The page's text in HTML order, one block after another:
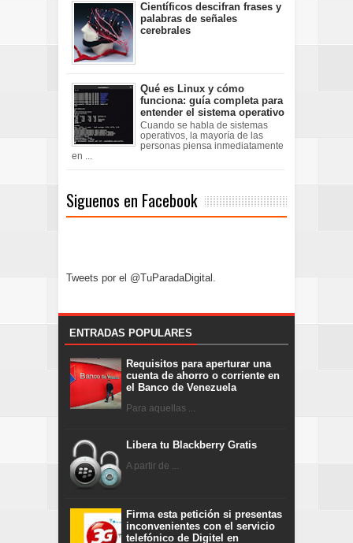
Científicos descifran frases y
palabras de señales
cerebrales
Qué es Linux y cómo
funciona: guía completa para
entender el sistema operativo
Cuando se habla de sistemas
operativos, la mayoría de las
personas piensa inmediatamente
en ...
Siguenos en Facebook
Tweets por el @TuParadaDigital.
ENTRADAS POPULARES
Requisitos para aperturar una
cuenta de ahorro o corriente en
el Banco de Venezuela
Para aquellas ...
Libera tu Blackberry Gratis
A partir de ...
Firma esta petición si presentas
inconvenientes con el servicio
telefónico de Digitel en